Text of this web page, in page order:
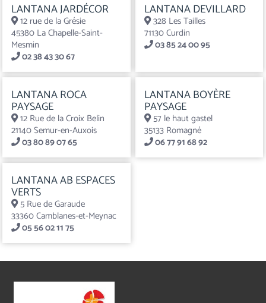
LANTANA JARDÉCOR
12 rue de la Grésie
45380 La Chapelle-Saint-
Mesmin
02 38 43 30 67
LANTANA DEVILLARD
328 Les Tailles
71130 Curdin
03 85 24 00 95
LANTANA ROCA
PAYSAGE
12 Rue de la Croix Belin
21140 Semur-en-Auxois
03 80 89 07 65
LANTANA BOYÈRE
PAYSAGE
57 le haut gastel
35133 Romagné
06 77 91 68 92
LANTANA AB ESPACES
VERTS
5 Rue de Garaude
33360 Camblanes-et-Meynac
05 56 02 11 75